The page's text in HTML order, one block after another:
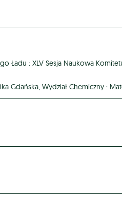
Ładu : XLV Sesja Naukowa
Gdańska, Wydział Chemiczny :